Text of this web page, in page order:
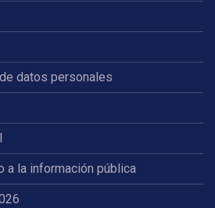
datos personales
a la información pública